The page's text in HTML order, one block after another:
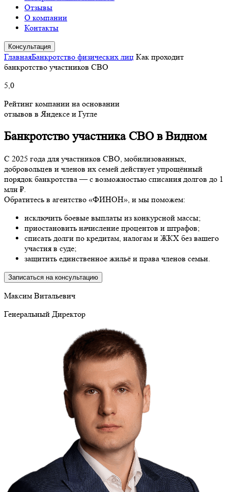
Отзывы
О компании
Контакты
Консультация
ГлавнаяБанкротство физических лиц Как проходит
банкротство участников СВО
5,0
Рейтинг компании на основании
отзывов в Яндексе и Гугле
Банкротство участника СВО в Видном
С 2025 года для участников СВО, мобилизованных,
добровольцев и членов их семей действует упрощённый
порядок банкротства — с возможностью списания долгов до 1
млн ₽.
Обратитесь в агентство «ФИНОН», и мы поможем:
исключить боевые выплаты из конкурсной массы;
приостановить начисление процентов и штрафов;
списать долги по кредитам, налогам и ЖКХ без вашего
участия в суде;
защитить единственное жильё и права членов семьи.
Записаться на консультацию
Максим Витальевич
Генеральный Директор